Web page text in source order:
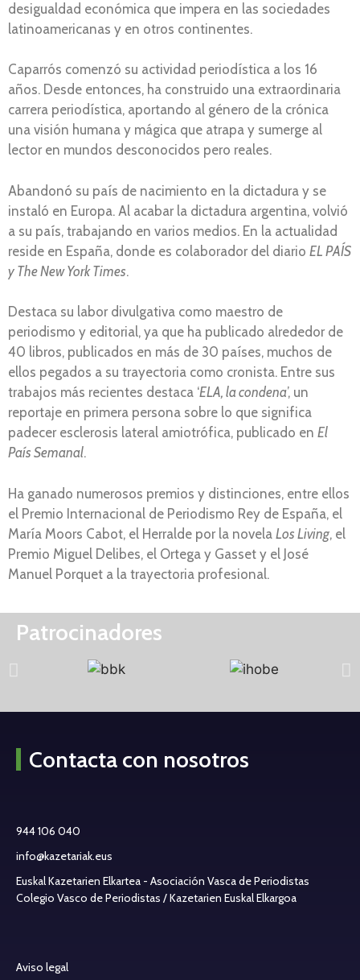
desigualdad económica que impera en las sociedades
latinoamericanas y en otros continentes.
Caparrós comenzó su actividad periodística a los 16
años. Desde entonces, ha construido una extraordinaria
carrera periodística, aportando al género de la crónica
una visión humana y mágica que atrapa y sumerge al
lector en mundos desconocidos pero reales.
Abandonó su país de nacimiento en la dictadura y se
instaló en Europa. Al acabar la dictadura argentina, volvió
a su país, trabajando en varios medios. En la actualidad
reside en España, donde es colaborador del diario EL PAÍS
y The New York Times.
Destaca su labor divulgativa como maestro de
periodismo y editorial, ya que ha publicado alrededor de
40 libros, publicados en más de 30 países, muchos de
ellos pegados a su trayectoria como cronista. Entre sus
trabajos más recientes destaca ‘ELA, la condena’, un
reportaje en primera persona sobre lo que significa
padecer esclerosis lateral amiotrófica, publicado en El
País Semanal.
Ha ganado numerosos premios y distinciones, entre ellos
el Premio Internacional de Periodismo Rey de España, el
María Moors Cabot, el Herralde por la novela Los Living, el
Premio Miguel Delibes, el Ortega y Gasset y el José
Manuel Porquet a la trayectoria profesional.
Patrocinadores
Contacta con nosotros
944 106 040
info@kazetariak.eus
Euskal Kazetarien Elkartea - Asociación Vasca de Periodistas
Colegio Vasco de Periodistas / Kazetarien Euskal Elkargoa
Aviso legal